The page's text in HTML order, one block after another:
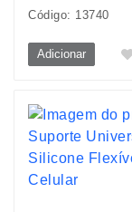
Código: 13740
Adicionar